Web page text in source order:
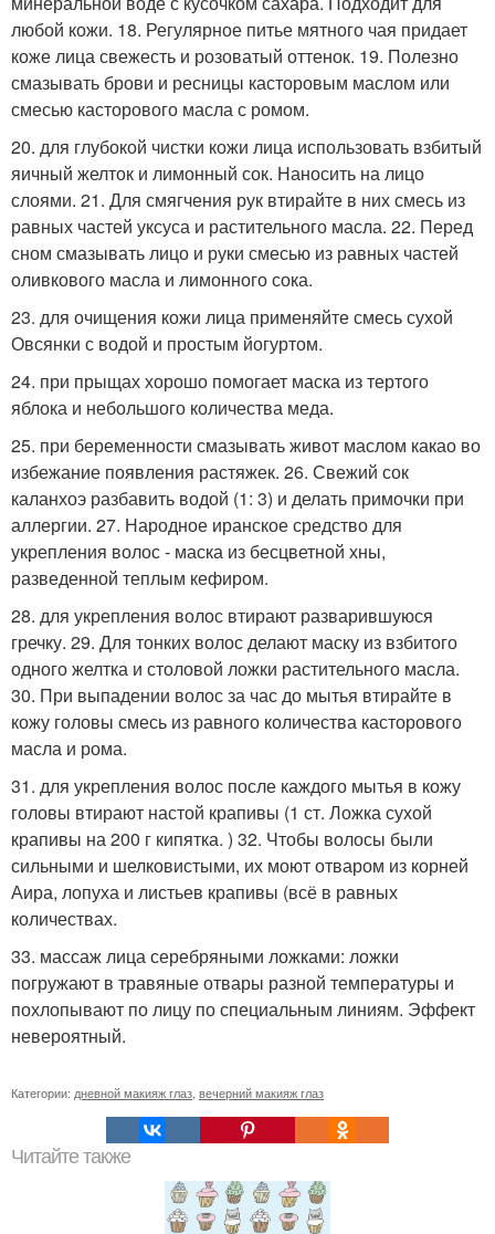
любой кожи. 18. Регулярное питье мятного чая придает
коже лица свежесть и розоватый оттенок. 19. Полезно
смазывать брови и ресницы касторовым маслом или
смесью касторового масла с ромом.
20. для глубокой чистки кожи лица использовать взбитый
яичный желток и лимонный сок. Наносить на лицо
слоями. 21. Для смягчения рук втирайте в них смесь из
равных частей уксуса и растительного масла. 22. Перед
сном смазывать лицо и руки смесью из равных частей
оливкового масла и лимонного сока.
23. для очищения кожи лица применяйте смесь сухой
Овсянки с водой и простым йогуртом.
24. при прыщах хорошо помогает маска из тертого
яблока и небольшого количества меда.
25. при беременности смазывать живот маслом какао во
избежание появления растяжек. 26. Свежий сок
каланхоэ разбавить водой (1: 3) и делать примочки при
аллергии. 27. Народное иранское средство для
укрепления волос - маска из бесцветной хны,
разведенной теплым кефиром.
28. для укрепления волос втирают разварившуюся
гречку. 29. Для тонких волос делают маску из взбитого
одного желтка и столовой ложки растительного масла.
30. При выпадении волос за час до мытья втирайте в
кожу головы смесь из равного количества касторового
масла и рома.
31. для укрепления волос после каждого мытья в кожу
головы втирают настой крапивы (1 ст. Ложка сухой
крапивы на 200 г кипятка. ) 32. Чтобы волосы были
сильными и шелковистыми, их моют отваром из корней
Аира, лопуха и листьев крапивы (всё в равных
количествах.
33. массаж лица серебряными ложками: ложки
погружают в травяные отвары разной температуры и
похлопывают по лицу по специальным линиям. Эффект
невероятный.
Категории: дневной макияж глаз вечерний макияж глаз
Читайте также